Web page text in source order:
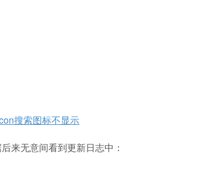
搜索图标不显示
来无意间看到更新日志中：